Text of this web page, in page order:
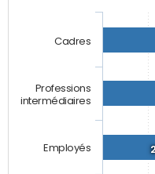
Cadres
Professions
intermédiaires
Employés